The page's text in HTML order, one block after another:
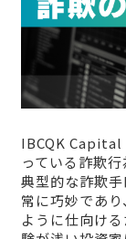
IBCQK
っている詐欺
典型的な詐欺
常に巧妙であ
ように仕向け